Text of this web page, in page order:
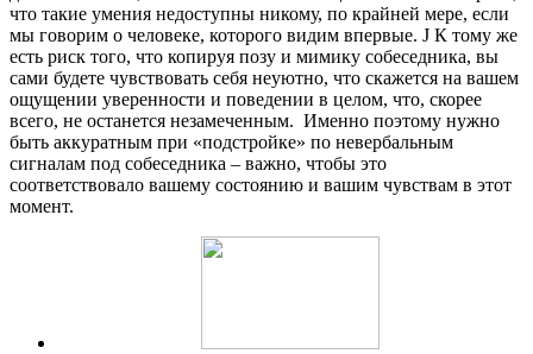
что такие умения недоступны никому, по крайней мере, если
мы говорим о человеке, которого видим впервые. J К тому же
есть риск того, что копируя позу и мимику собеседника, вы
сами будете чувствовать себя неуютно, что скажется на вашем
ощущении уверенности и поведении в целом, что, скорее
всего, не останется незамеченным. Именно поэтому нужно
быть аккуратным при «подстройке» по невербальным
сигналам под собеседника – важно, чтобы это
соответствовало вашему состоянию и вашим чувствам в этот
момент.